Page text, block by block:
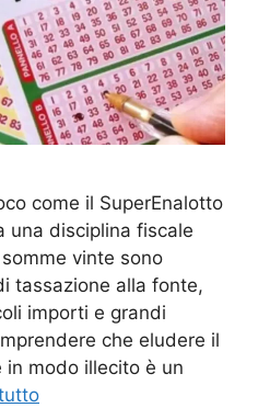
come il SuperEnalotto
una disciplina fiscale
vinte sono
tassazione alla fonte,
importi e grandi
che eludere il
modo illecito è un